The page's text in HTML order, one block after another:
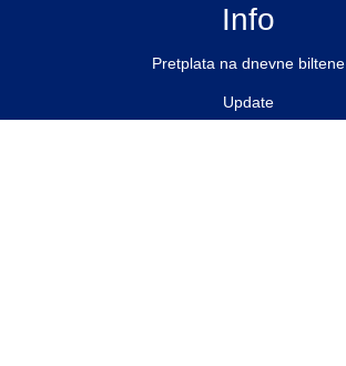
Info
Pretplata na dnevne biltene
Update